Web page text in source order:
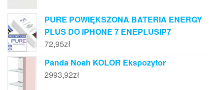
PURE POWIĘKSZONA BATERIA ENERGY
PLUS DO IPHONE 7 ENEPLUSIP7
72,95zł
Panda Noah KOLOR Ekspozytor
2993,92zł